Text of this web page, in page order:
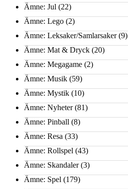
Ämne: Jul (22)
Ämne: Lego (2)
Ämne: Leksaker/Samlarsaker(9)
Ämne: Mat & Dryck (20)
Ämne: Megagame (2)
Ämne: Musik (59)
Ämne: Mystik (10)
Ämne: Nyheter(81)
Ämne: Pinball (8)
Ämne: Resa (33)
Ämne: Rollspel (43)
Ämne: Skandaler(3)
Ämne: Spel (179)